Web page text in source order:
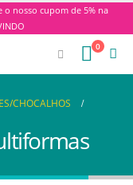
nosso cupom de 5% na
0
CHOCALHOS